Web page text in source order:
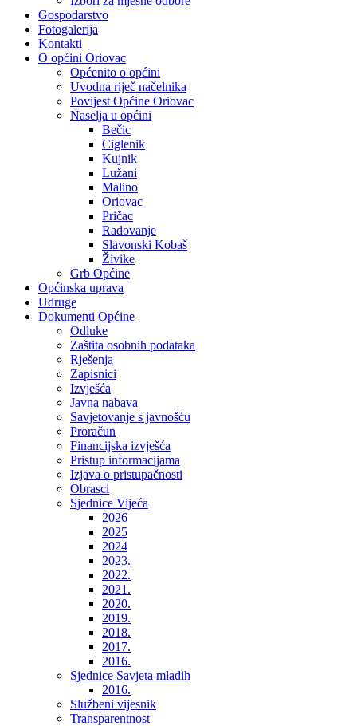
Gospodarstvo
Fotogalerija
Kontakti
O općini Oriovac
Općenito o općini
Uvodna riječ načelnika
Povijest Općine Oriovac
Naselja u općini
Bečic
Ciglenik
Kujnik
Lužani
Malino
Oriovac
Pričac
Radovanje
Slavonski Kobaš
Živike
Grb Općine
Općinska uprava
Udruge
Dokumenti Općine
Odluke
Zaštita osobnih podataka
Rješenja
Zapisnici
Izvješća
Javna nabava
Savjetovanje s javnošću
Proračun
Financijska izvješća
Pristup informacijama
Izjava o pristupačnosti
Obrasci
Sjednice Vijeća
2026
2025
2024
2023.
2022.
2021.
2020.
2019.
2018.
2017.
2016.
Sjednice Savjeta mladih
2016.
Službeni vijesnik
Transparentnost